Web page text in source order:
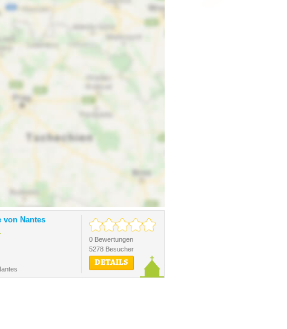
von Nantes
0 Bewertungen
5278 Besucher
DETAILS